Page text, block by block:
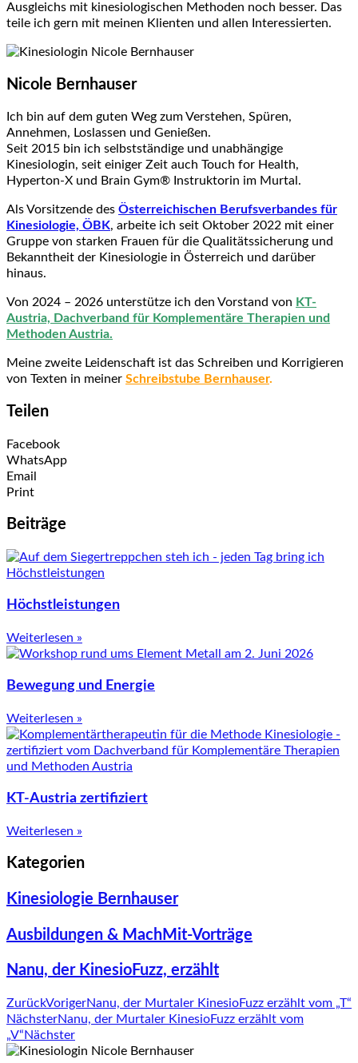
Ausgleichs mit kinesiologischen Methoden noch besser. Das
teile ich gern mit meinen Klienten und allen Interessierten.
Nicole Bernhauser
Ich bin auf dem guten Weg zum Verstehen, Spüren,
Annehmen, Loslassen und Genießen.
Seit 2015 bin ich selbstständige und unabhängige
Kinesiologin, seit einiger Zeit auch Touch for Health,
Hyperton-X und Brain Gym® Instruktorin im Murtal.
Als Vorsitzende des Österreichischen Berufsverbandes für
Kinesiologie, ÖBK, arbeite ich seit Oktober 2022 mit einer
Gruppe von starken Frauen für die Qualitätssicherung und
Bekanntheit der Kinesiologie in Österreich und darüber
hinaus.
Von 2024 – 2026 unterstütze ich den Vorstand von KT-
Austria, Dachverband für Komplementäre Therapien und
Methoden Austria.
Meine zweite Leidenschaft ist das Schreiben und Korrigieren
von Texten in meiner Schreibstube Bernhauser.
Teilen
Facebook
WhatsApp
Email
Print
Beiträge
Höchstleistungen
Weiterlesen »
Bewegung und Energie
Weiterlesen »
KT-Austria zertifiziert
Weiterlesen »
Kategorien
Kinesiologie Bernhauser
Ausbildungen & MachMit-Vorträge
Nanu, der KinesioFuzz, erzählt
ZurückVorigerNanu, der Murtaler KinesioFuzz erzählt vom „T“
NächsterNanu, der Murtaler KinesioFuzz erzählt vom
„V“Nächster